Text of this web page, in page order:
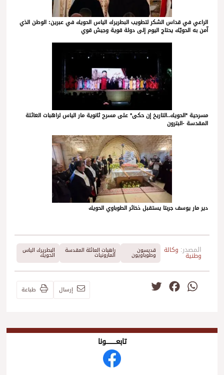
الراعي في قداس الشكر لتطويب البطريرك الياس الحويك في عبرين: الوطن الذي
آمن به الحويّك يحتاج اليوم إلى دولة قوية وجيش قوي
مسرحية *الحويك..التاريخ إن حكى* على مسرح ثانوية مار الياس لراهبات العائلة
المقدسة -البترون
دير مار يوسف جربتا يستقبل ذخائر الطوباوي الحويك
المصدر: وكالة
وطنية
قديسون
وطوباويون
راهبات العائلة المقدسة
المارونيات
البطريرك الياس
الحويك
WhatsApp
Facebook إرسال طباعة
تابعــــــــــونا